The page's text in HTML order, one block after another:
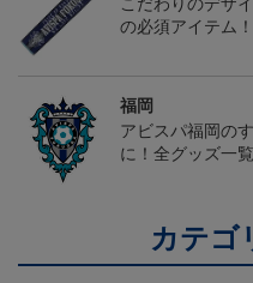
の必須アイテム！
福岡
アビスパ福岡の
に！全グッズ一
カテゴ